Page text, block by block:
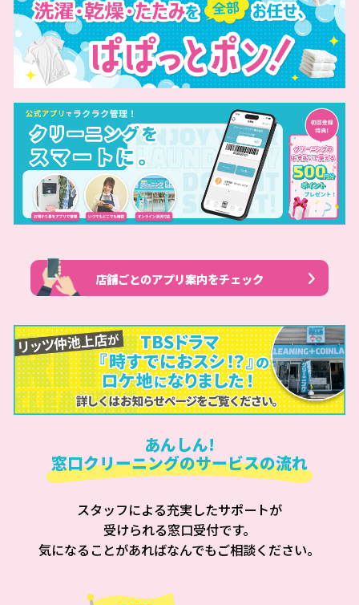
店舗ごとのアプリ案内をチェック
あんしん!
窓口クリーニングのサービスの流れ
スタッフによる充実したサポートが
受けられる窓口受付です。
気になることがあればなんでもご相談ください。